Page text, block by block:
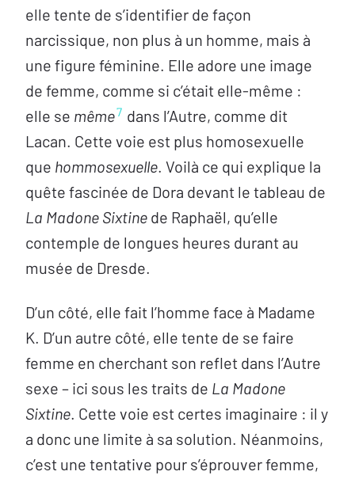
elle tente de s’identifier de façon
narcissique, non plus à un homme, mais à
une figure féminine. Elle adore une image
de femme, comme si c’était elle-même :
elle se même7 dans l’Autre, comme dit
Lacan. Cette voie est plus homosexuelle
que hommosexuelle. Voilà ce qui explique la
quête fascinée de Dora devant le tableau de
La Madone Sixtine de Raphaël, qu’elle
contemple de longues heures durant au
musée de Dresde.
D’un côté, elle fait l’homme face à Madame
K. D’un autre côté, elle tente de se faire
femme en cherchant son reflet dans l’Autre
sexe – ici sous les traits de La Madone
Sixtine. Cette voie est certes imaginaire : il y
a donc une limite à sa solution. Néanmoins,
c’est une tentative pour s’éprouver femme,